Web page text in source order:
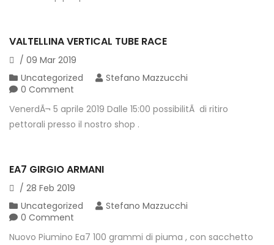
VALTELLINA VERTICAL TUBE RACE
/ 09 Mar 2019
Uncategorized
Stefano Mazzucchi
0 Comment
VenerdÃ¬ 5 aprile 2019 Dalle 15:00 possibilitÃ di ritiro
pettorali presso il nostro shop .
EA7 GIRGIO ARMANI
/ 28 Feb 2019
Uncategorized
Stefano Mazzucchi
0 Comment
Nuovo Piumino Ea7 100 grammi di piuma , con sacchetto